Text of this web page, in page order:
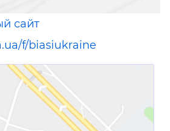
сайт
f/biasiukraine